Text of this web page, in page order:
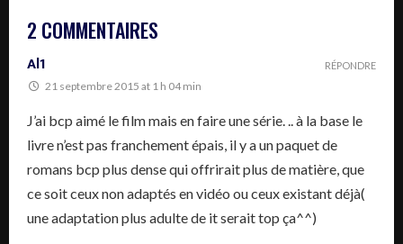
2 COMMENTAIRES
Al1
21 septembre 2015 at 1 h 04 min
J’ai bcp aimé le film mais en faire une série. .. à la base le
livre n’est pas franchement épais, il y a un paquet de
romans bcp plus dense qui offrirait plus de matière, que
ce soit ceux non adaptés en vidéo ou ceux existant déjà(
une adaptation plus adulte de it serait top ça^^)
RÉPONDRE